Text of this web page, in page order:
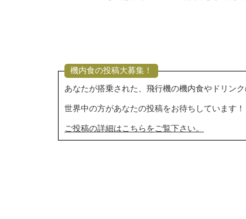
機内食の投稿大募集！
あなたが搭乗された、飛行機の機内食やドリン
世界中の方があなたの投稿をお待ちしています！
ご投稿の詳細はこちらをご覧下さい。